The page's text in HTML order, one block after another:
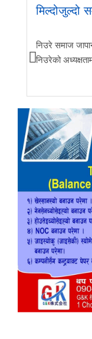
मिल्दोजुल्दो
निउरे समाज
निउरेको